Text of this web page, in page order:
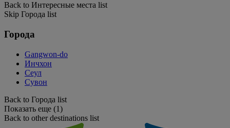
Back to Интересные места list
Skip Города list
Города
Gangwon-do
Инчхон
Сеул
Сувон
Back to Города list
Показать еще (1)
Back to other destinations list